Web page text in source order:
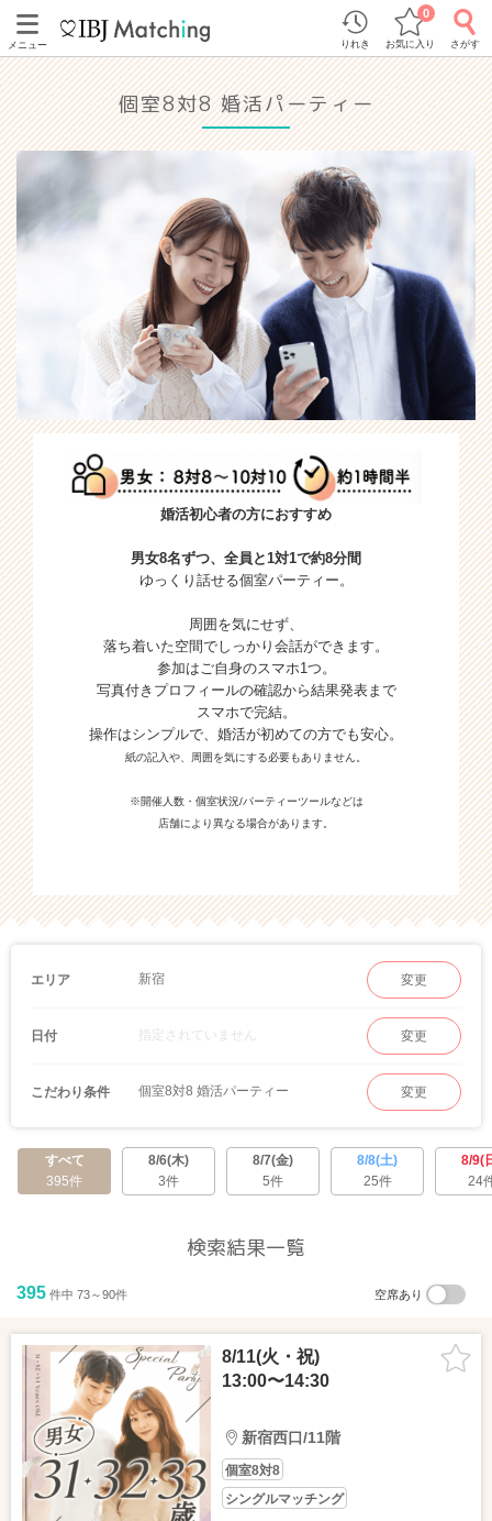
メニュー りれき お気に入り
0
さがす
個室8対8 婚活パーティー
婚活初心者の方におすすめ
男女8名ずつ、全員と1対1で約8分間
ゆっくり話せる個室パーティー。
周囲を気にせず、
落ち着いた空間でしっかり会話ができます。
参加はご自身のスマホ1つ。
写真付きプロフィールの確認から結果発表まで
スマホで完結。
操作はシンプルで、婚活が初めての方でも安心。
紙の記入や、周囲を気にする必要もありません。
※開催人数・個室状況/パーティーツールなどは
店舗により異なる場合があります。
エリア 新宿 変更
日付 指定されていません 変更
こだわり条件 個室8対8 婚活パーティー 変更
すべて
395件
8/6(木)
3件
8/7(金)
5件
8/8(土)
25件
8/9(
24
検索結果一覧
395 件中 73～90件 空席あり
8/11(火・祝)
13:00〜14:30
新宿西口/11階
個室8対8
シングルマッチング